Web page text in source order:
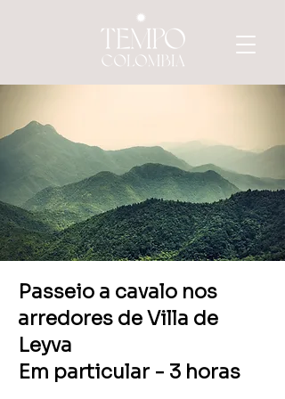
Passeio a cavalo nos
arredores de Villa de
Leyva
Em particular - 3 horas